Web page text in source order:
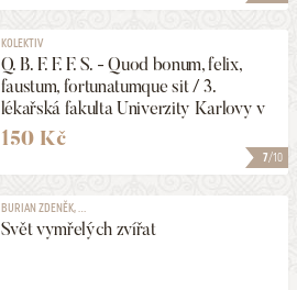
7/10
KOLEKTIV
Q. B. F. F. F. S. - Quod bonum, felix,
faustum, fortunatumque sit / 3.
lékařská fakulta Univerzity Karlovy v
Praze
150 Kč
BURIAN ZDENĚK, ...
Svět vymřelých zvířat